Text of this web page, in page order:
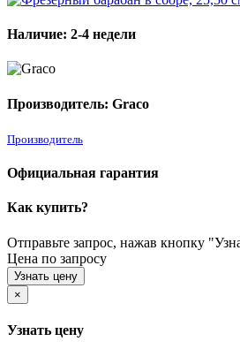
Наличие: 2-4 недели
Производитель: Graco
Производитель
Официальная гарантия
Как купить?
Отправьте запрос, нажав кнопку
Цена по запросу
Узнать цену
×
Узнать цену